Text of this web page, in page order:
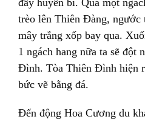
trèo lên Thiên Đàng, ngước
mây trắng xốp bay qua.
1 ngách hang nữa ta sẽ đột
Đình. Tòa Thiên Đình hiện
bức vẽ bằng đá.
Đến động Hoa Cương du